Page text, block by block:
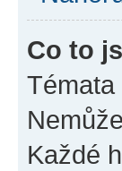
Co to
Každé